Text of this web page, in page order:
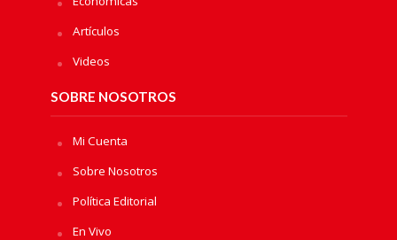
Artículos
Videos
SOBRE NOSOTROS
Mi Cuenta
Sobre Nosotros
Política Editorial
En Vivo